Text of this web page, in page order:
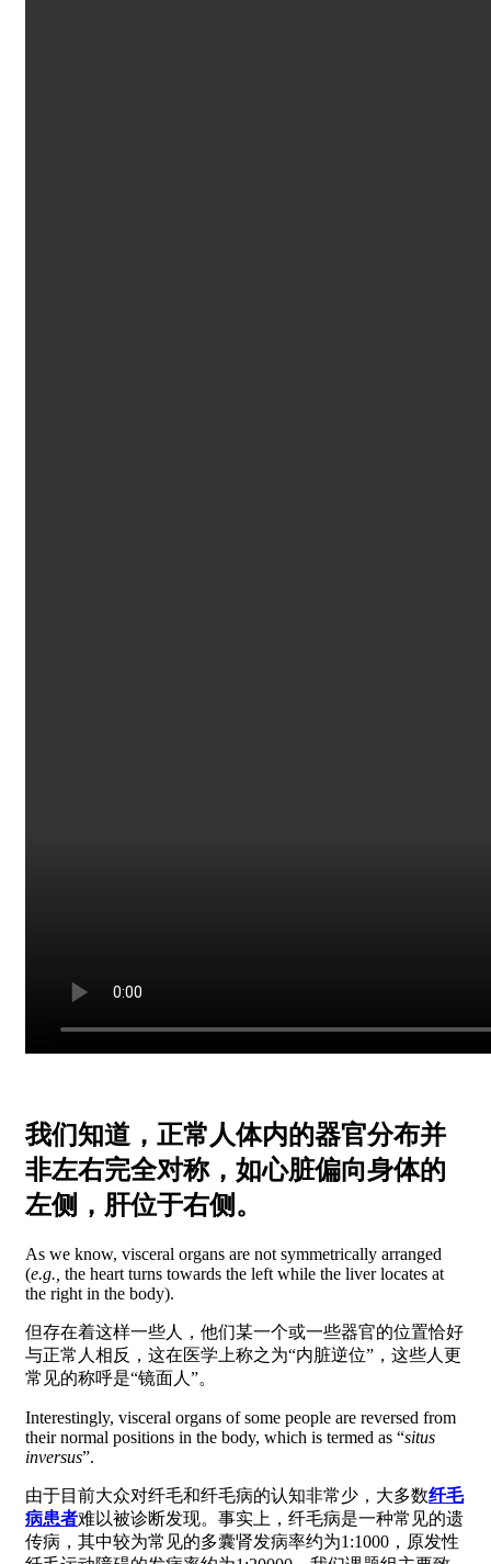
我们知道，正常人体内的器官分布并
非左右完全对称，如心脏偏向身体的
左侧，肝位于右侧。
As we know, visceral organs are not symmetrically arranged
(e.g., the heart turns towards the left while the liver locates at
the right in the body).
但存在着这样一些人，他们某一个或一些器官的位置恰好
与正常人相反，这在医学上称之为“内脏逆位”，这些人更
常见的称呼是“镜面人”。
Interestingly, visceral organs of some people are reversed from
their normal positions in the body, which is termed as “situs
inversus”.
由于目前大众对纤毛和纤毛病的认知非常少，大多数纤毛
病患者难以被诊断发现。事实上，纤毛病是一种常见的遗
传病，其中较为常见的多囊肾发病率约为1:1000，原发性